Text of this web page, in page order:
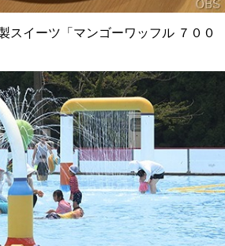
スイーツ「マンゴーワッフル ７００